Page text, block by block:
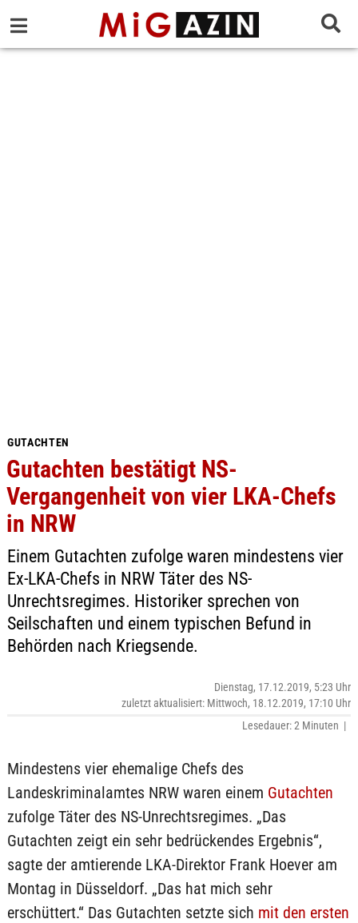
GUTACHTEN
Gutachten bestätigt NS-
Vergangenheit von vier LKA-Chefs
in NRW
Einem Gutachten zufolge waren mindestens vier
Ex-LKA-Chefs in NRW Täter des NS-
Unrechtsregimes. Historiker sprechen von
Seilschaften und einem typischen Befund in
Behörden nach Kriegsende.
Dienstag, 17.12.2019, 5:23 Uhr
zuletzt aktualisiert: Mittwoch, 18.12.2019, 17:10 Uhr
Lesedauer: 2 Minuten |
Mindestens vier ehemalige Chefs des
Landeskriminalamtes NRW waren einem Gutachten
zufolge Täter des NS-Unrechtsregimes. „Das
Gutachten zeigt ein sehr bedrückendes Ergebnis“,
sagte der amtierende LKA-Direktor Frank Hoever am
Montag in Düsseldorf. „Das hat mich sehr
erschüttert.“ Das Gutachten setzte sich mit den ersten